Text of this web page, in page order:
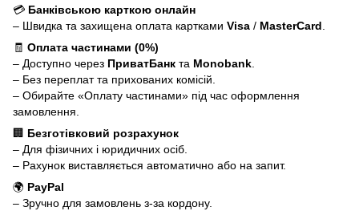
💳 Банківською карткою онлайн
– Швидка та захищена оплата картками Visa / MasterCard
🧾 Оплата частинами (0%)
– Доступно через ПриватБанк та Monobank
– Без переплат та прихованих комісій.
– Обирайте «Оплату частинами» під час оформлення
замовлення.
🏢 Безготівковий розрахунок
– Для фізичних і юридичних осіб.
– Рахунок виставляється автоматично або на запит.
🌍 PayPal
– Зручно для замовлень з-за кордону.